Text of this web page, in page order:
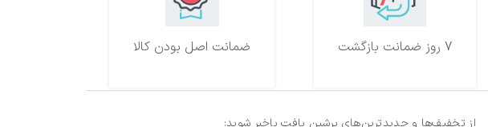
ضمانت اصل بودن کالا 7 روز ضمانت بازگشت
از تخفیف‌ها و جدیدترین‌های پرشین بافت باخبر شوید: